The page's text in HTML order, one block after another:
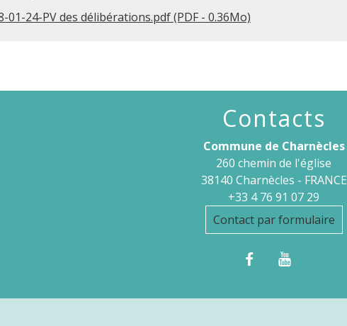
01-24-PV des délibérations.pdf (PDF - 0.36Mo)
Contacts
Commune de Charnècles
260 chemin de l'église
38140 Charnècles - FRANCE
+33 4 76 91 07 29
Contact par formulaire